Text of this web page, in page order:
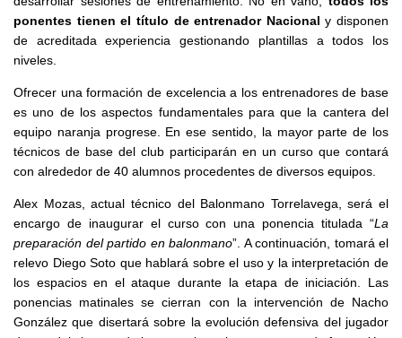
ponentes tienen el título de entrenador Nacional y disponen
de acreditada experiencia gestionando plantillas a todos los
niveles.
Ofrecer una formación de excelencia a los entrenadores de base
es uno de los aspectos fundamentales para que la cantera del
equipo naranja progrese. En ese sentido, la mayor parte de los
técnicos de base del club participarán en un curso que contará
con alrededor de 40 alumnos procedentes de diversos equipos.
Alex Mozas, actual técnico del Balonmano Torrelavega, será el
encargo de inaugurar el curso con una ponencia titulada “La
preparación del partido en balonmano”. A continuación, tomará el
relevo Diego Soto que hablará sobre el uso y la interpretación de
los espacios en el ataque durante la etapa de iniciación. Las
ponencias matinales se cierran con la intervención de Nacho
González que disertará sobre la evolución defensiva del jugador